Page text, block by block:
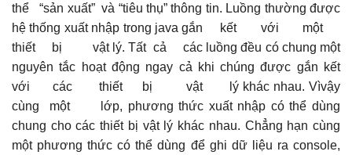
thể “sản xuất” và “tiêu thụ” thông tin. Luồng thường được
hệ thống xuất nhập trong java gắn kết với một
thiết bị vật lý. Tất cả các luồng đều có chung một
nguyên tắc hoạt động ngay cả khi chúng được gắn kết
với các thiết bị vật lý khác nhau. Vìvậy
cùng một lớp, phương thức xuất nhập có thể dùng
chung cho các thiết bị vật lý khác nhau. Chẳng hạn cùng
một phương thức có thể dùng để ghi dữ liệu ra console,